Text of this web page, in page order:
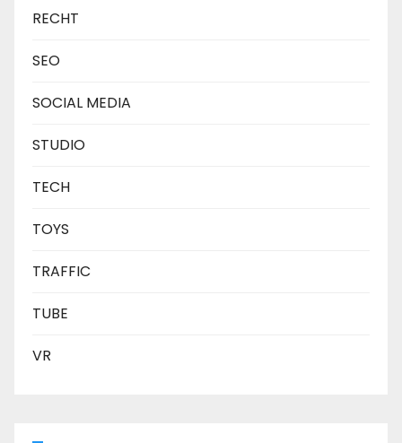
RECHT
SEO
SOCIAL MEDIA
STUDIO
TECH
TOYS
TRAFFIC
TUBE
VR